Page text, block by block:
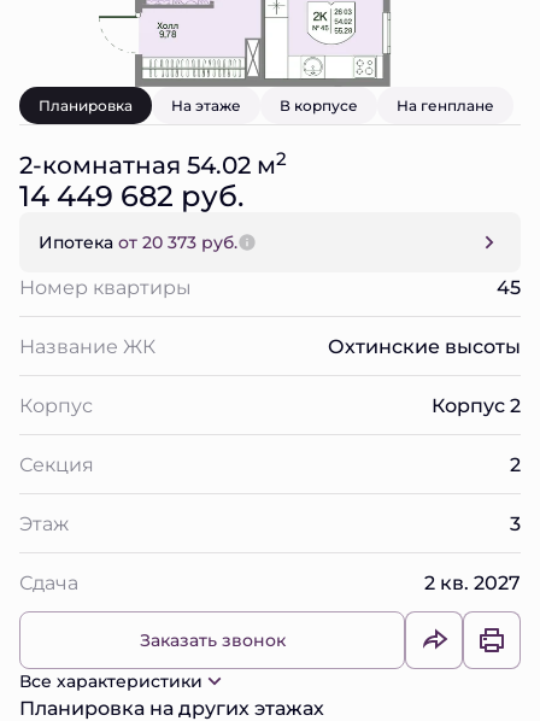
Планировка На этаже В корпусе На генплане
2-комнатная 54.02 м2
14 449 682 руб.
Ипотека от 20 373 руб.
Номер квартиры 45
Название ЖК Охтинские высоты
Корпус Корпус 2
Секция 2
Этаж 3
Сдача 2 кв. 2027
Заказать звонок
Все характеристики
Планировка на других этажах